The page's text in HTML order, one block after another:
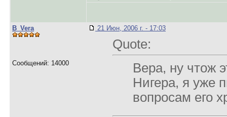
B_Vera
Сообщений: 14000
21 Июн, 2006 г. - 17:03
Quote:
Вера, ну чтож
Нигера, я уже
вопросам его